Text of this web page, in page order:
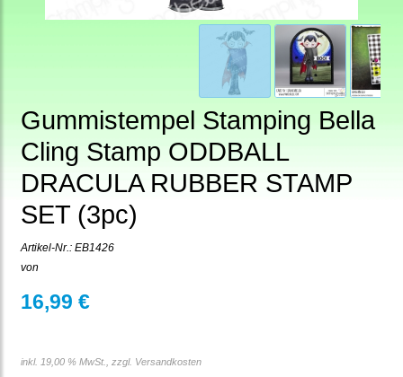
Gummistempel Stamping Bella
Cling Stamp ODDBALL
DRACULA RUBBER STAMP
SET (3pc)
Artikel-Nr.: EB1426
von
16,99 €
inkl. 19,00 % MwSt., zzgl. Versandkosten